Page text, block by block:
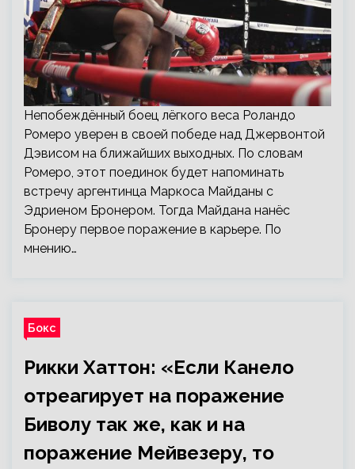
Непобеждённый боец лёгкого веса Роландо
Ромеро уверен в своей победе над Джервонтой
Дэвисом на ближайших выходных. По словам
Ромеро, этот поединок будет напоминать
встречу аргентинца Маркоса Майданы с
Эдриеном Бронером. Тогда Майдана нанёс
Бронеру первое поражение в карьере. По
мнению…
Бокс
Рикки Хаттон: «Если Канело
отреагирует на поражение
Биволу так же, как и на
поражение Мейвезеру, то